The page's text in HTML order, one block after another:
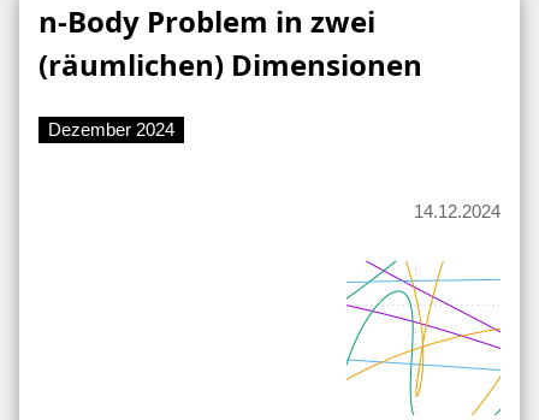
n-Body Problem in zwei
(räumlichen) Dimensionen
Dezember 2024
14.12.2024